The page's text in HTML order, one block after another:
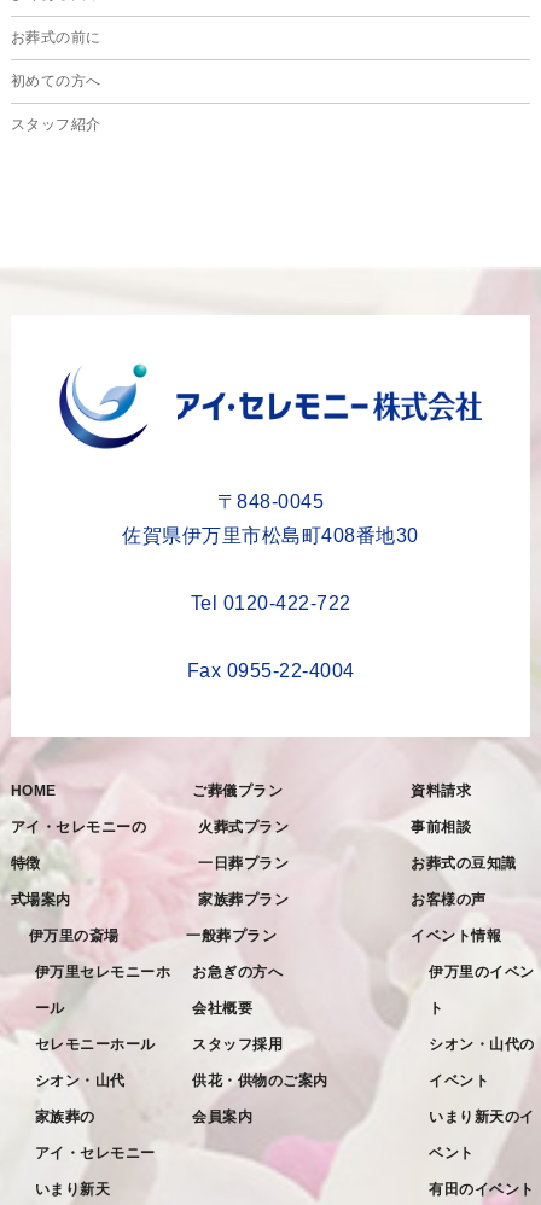
2023年11月
2023年8月
2023年6月
2022年11月
2022年10月
2022年9月
2022年8月
2022年7月
2022年6月
2022年5月
2022年4月
2022年3月
2022年1月
お葬式の前に
初めての方へ
スタッフ紹介
〒848-0045
佐賀県伊万里市松島町408番地30
Tel 0120-422-722
Fax 0955-22-4004
HOME
アイ・セレモニーの
特徴
式場案内
伊万里の斎場
伊万里セレモニーホ
ール
セレモニーホール
シオン・山代
家族葬の
アイ・セレモニー
いまり新天
ご葬儀プラン
火葬式プラン
一日葬プラン
家族葬プラン
一般葬プラン
お急ぎの方へ
会社概要
スタッフ採用
供花・供物のご案内
会員案内
資料請求
事前相談
お葬式の豆知識
お客様の声
イベント情報
伊万里のイベン
ト
シオン・山代の
イベント
いまり新天のイ
ベント
有田のイベント